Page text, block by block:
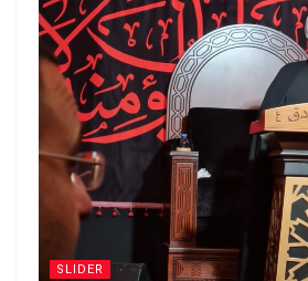
SLIDER